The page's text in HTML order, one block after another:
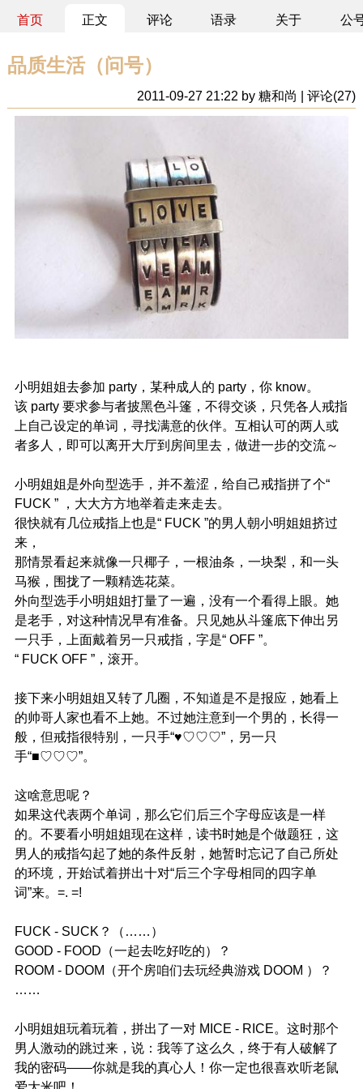
首页 正文 评论 语录 关于 公
品质生活（问号）
2011-09-27 21:22 by 糖和尚 | 评论(27)
小明姐姐去参加 party，某种成人的 party，你 know。
该 party 要求参与者披黑色斗篷，不得交谈，只凭各人戒指
上自己设定的单词，寻找满意的伙伴。互相认可的两人或
者多人，即可以离开大厅到房间里去，做进一步的交流～
小明姐姐是外向型选手，并不羞涩，给自己戒指拼了个“
FUCK ” ，大大方方地举着走来走去。
很快就有几位戒指上也是“ FUCK ”的男人朝小明姐姐挤过
来，
那情景看起来就像一只椰子，一根油条，一块梨，和一头
马猴，围拢了一颗精选花菜。
外向型选手小明姐姐打量了一遍，没有一个看得上眼。她
是老手，对这种情况早有准备。只见她从斗篷底下伸出另
一只手，上面戴着另一只戒指，字是“ OFF ”。
“ FUCK OFF ”，滚开。
接下来小明姐姐又转了几圈，不知道是不是报应，她看上
的帅哥人家也看不上她。不过她注意到一个男的，长得一
般，但戒指很特别，一只手“♥♡♡♡”，另一只
手“■♡♡♡”。
这啥意思呢？
如果这代表两个单词，那么它们后三个字母应该是一样
的。不要看小明姐姐现在这样，读书时她是个做题狂，这
男人的戒指勾起了她的条件反射，她暂时忘记了自己所处
的环境，开始试着拼出十对“后三个字母相同的四字单
词”来。=. =!
FUCK - SUCK？（……）
GOOD - FOOD（一起去吃好吃的）？
ROOM - DOOM（开个房咱们去玩经典游戏 DOOM ）？
……
小明姐姐玩着玩着，拼出了一对 MICE - RICE。这时那个
男人激动的跳过来，说：我等了这么久，终于有人破解了
我的密码——你就是我的真心人！你一定也很喜欢听老鼠